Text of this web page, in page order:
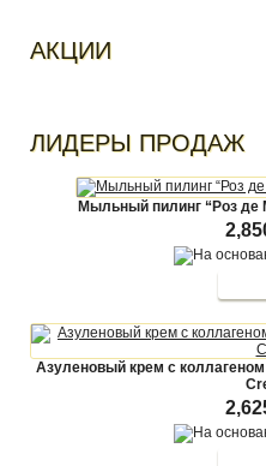
АКЦИИ
ЛИДЕРЫ ПРОДАЖ
Мыльный пилинг “Роз де
Азуленовый крем с